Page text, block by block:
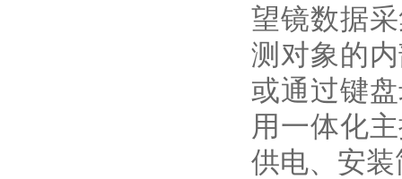
望镜数据
测对象的
或通过键
用一体化
供电、安